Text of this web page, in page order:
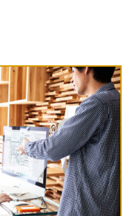
がる×メディア